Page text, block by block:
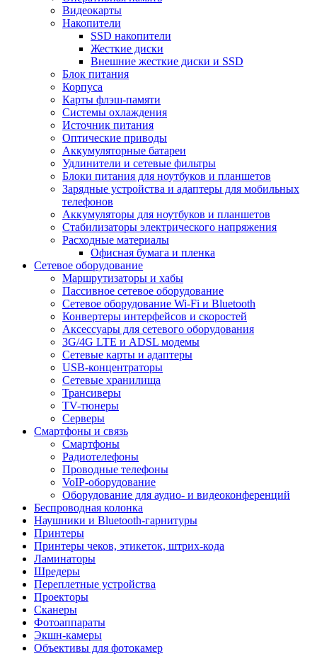
Видеокарты
Накопители
SSD накопители
Жесткие диски
Внешние жесткие диски и SSD
Блок питания
Корпуса
Карты флэш-памяти
Системы охлаждения
Источник питания
Оптические приводы
Аккумуляторные батареи
Удлинители и сетевые фильтры
Блоки питания для ноутбуков и планшетов
Зарядные устройства и адаптеры для мобильных
телефонов
Аккумуляторы для ноутбуков и планшетов
Стабилизаторы электрического напряжения
Расходные материалы
Офисная бумага и пленка
Сетевое оборудование
Маршрутизаторы и хабы
Пассивное сетевое оборудование
Сетевое оборудование Wi-Fi и Bluetooth
Конвертеры интерфейсов и скоростей
Аксессуары для сетевого оборудования
3G/4G LTE и ADSL модемы
Сетевые карты и адаптеры
USB-концентраторы
Сетевые хранилища
Трансиверы
TV-тюнеры
Серверы
Смартфоны и связь
Смартфоны
Радиотелефоны
Проводные телефоны
VoIP-оборудование
Оборудование для аудио- и видеоконференций
Беспроводная колонка
Наушники и Bluetooth-гарнитуры
Принтеры
Принтеры чеков, этикеток, штрих-кода
Ламинаторы
Шредеры
Переплетные устройства
Проекторы
Сканеры
Фотоаппараты
Экшн-камеры
Объективы для фотокамер